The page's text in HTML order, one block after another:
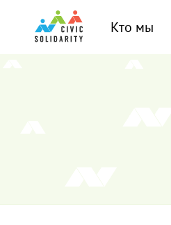
Кто мы